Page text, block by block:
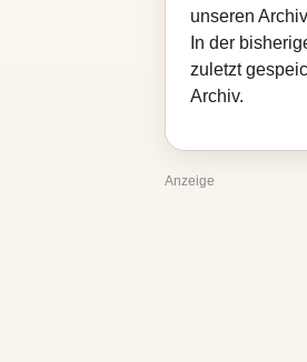
unseren
In der
zuletzt
Archiv.
Anzeige